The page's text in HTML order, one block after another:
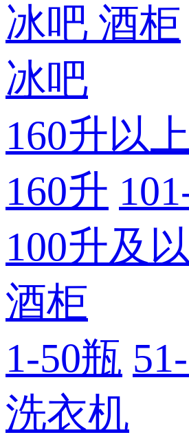
冰吧 酒柜
冰吧
160升以上
160升
100升及
酒柜
1-50瓶
洗衣机